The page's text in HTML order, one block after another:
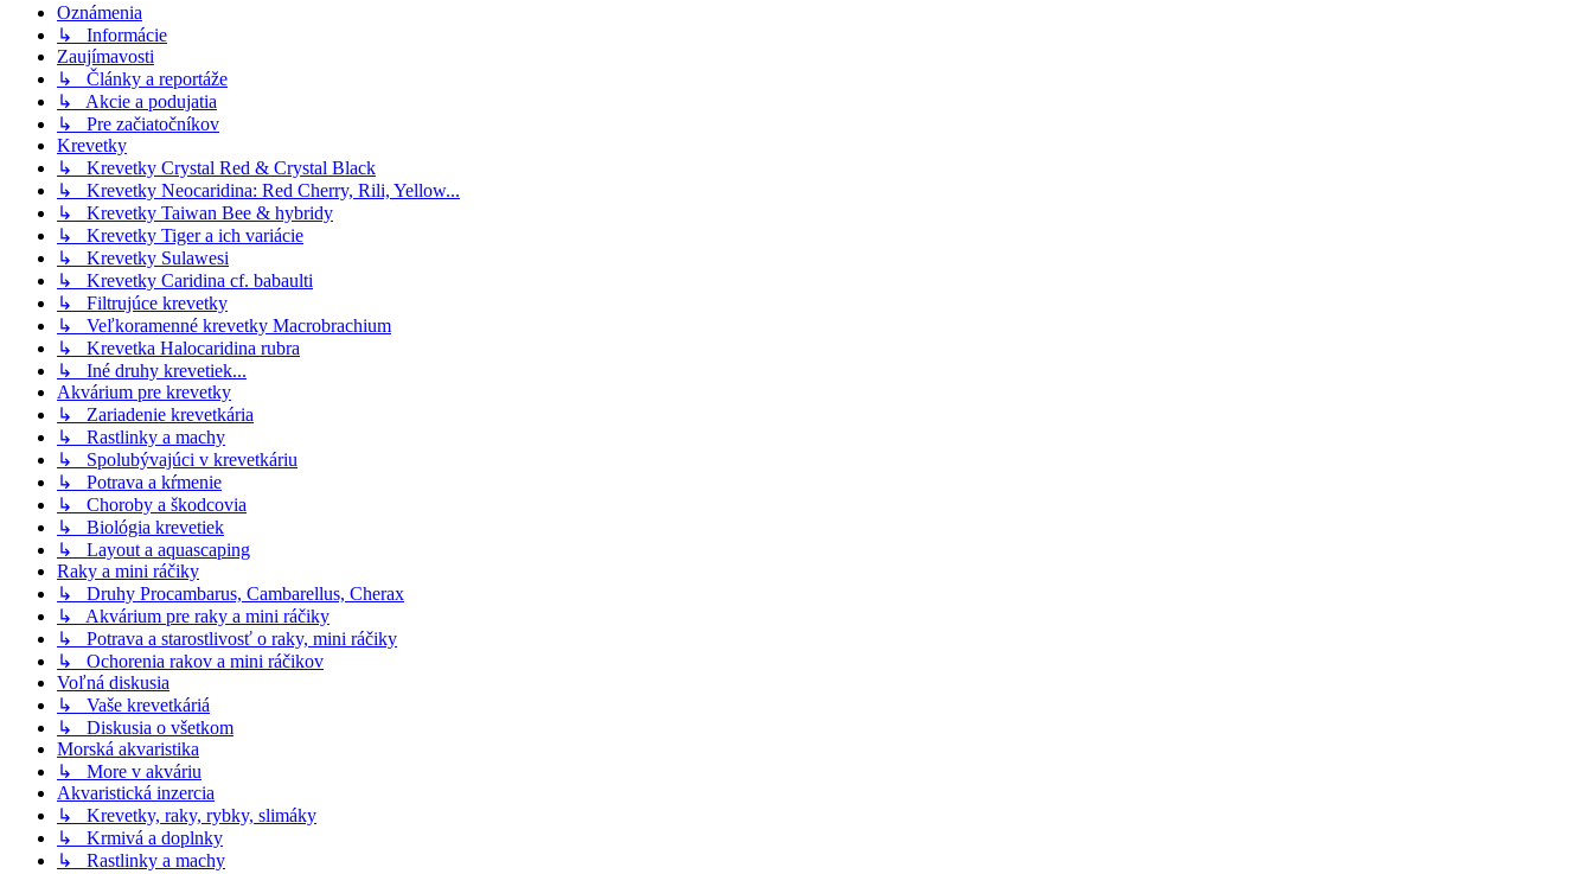
Oznámenia
↳ Informácie
Zaujímavosti
↳ Články a reportáže
↳ Akcie a podujatia
↳ Pre začiatočníkov
Krevetky
↳ Krevetky Crystal Red & Crystal Black
↳ Krevetky Neocaridina: Red Cherry, Rili, Yellow...
↳ Krevetky Taiwan Bee & hybridy
↳ Krevetky Tiger a ich variácie
↳ Krevetky Sulawesi
↳ Krevetky Caridina cf. babaulti
↳ Filtrujúce krevetky
↳ Veľkoramenné krevetky Macrobrachium
↳ Krevetka Halocaridina rubra
↳ Iné druhy krevetiek...
Akvárium pre krevetky
↳ Zariadenie krevetkária
↳ Rastlinky a machy
↳ Spolubývajúci v krevetkáriu
↳ Potrava a kŕmenie
↳ Choroby a škodcovia
↳ Biológia krevetiek
↳ Layout a aquascaping
Raky a mini ráčiky
↳ Druhy Procambarus, Cambarellus, Cherax
↳ Akvárium pre raky a mini ráčiky
↳ Potrava a starostlivosť o raky, mini ráčiky
↳ Ochorenia rakov a mini ráčikov
Voľná diskusia
↳ Vaše krevetkáriá
↳ Diskusia o všetkom
Morská akvaristika
↳ More v akváriu
Akvaristická inzercia
↳ Krevetky, raky, rybky, slimáky
↳ Krmivá a doplnky
↳ Rastlinky a machy